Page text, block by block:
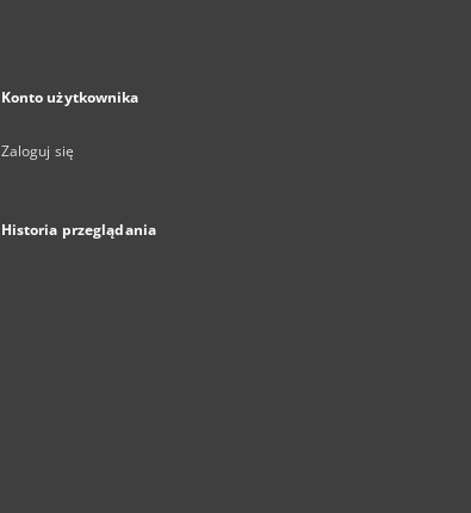
Konto użytkownika
Zaloguj się
Historia przeglądania